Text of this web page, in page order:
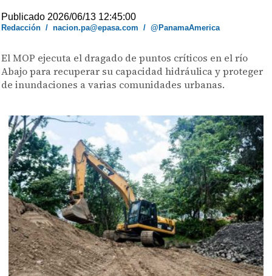
Publicado 2026/06/13 12:45:00
Redacción /nacion.pa@epasa.com /@PanamaAmerica
El MOP ejecuta el dragado de puntos críticos en el río
Abajo para recuperar su capacidad hidráulica y proteger
de inundaciones a varias comunidades urbanas.